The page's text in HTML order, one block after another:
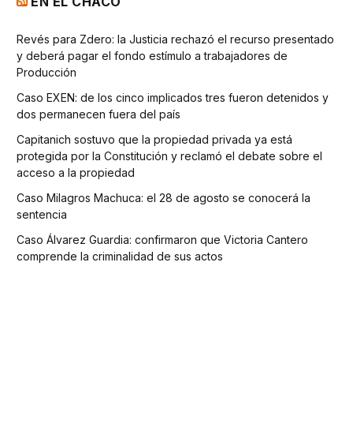
Revés para Zdero: la Justicia rechazó el recurso presentado
y deberá pagar el fondo estímulo a trabajadores de
Producción
Caso EXEN: de los cinco implicados tres fueron detenidos y
dos permanecen fuera del país
Capitanich sostuvo que la propiedad privada ya está
protegida por la Constitución y reclamó el debate sobre el
acceso a la propiedad
Caso Milagros Machuca: el 28 de agosto se conocerá la
sentencia
Caso Álvarez Guardia: confirmaron que Victoria Cantero
comprende la criminalidad de sus actos